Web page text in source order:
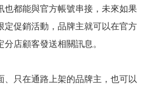
也都能與官方帳號串接，未來如果
定促銷活動，品牌主就可以在官方
店顧客發送相關訊息。
、只在通路上架的品牌主，也可以